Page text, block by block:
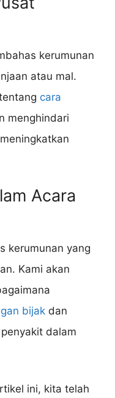
kerumunan
atau mal.
cara
menghindari
Acara
kerumunan yang
Kami akan
bijak dan
dalam
ini, kita telah